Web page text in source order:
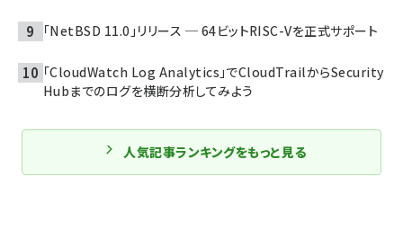
「NetBSD 11.0」リリース ─ 64ビットRISC-Vを正式サポート
「CloudWatch Log Analytics」でCloudTrailからSecurity
Hubまでのログを横断分析してみよう
人気記事ランキングをもっと見る